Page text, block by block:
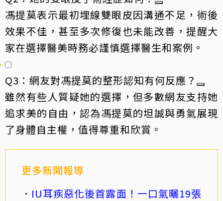
馮提莫表示最初埋線雙眼皮因溝通不足，術後
效果不佳，甚至多次修復也未能改善，提醒大
家在選擇醫美時務必謹慎選擇醫生和案例。
Q3：網友對馮提莫的整形認知有何反應？
雖然有些人質疑她的選擇，但多數網友支持她
追求美的自由，認為馮提莫的坦誠與勇氣展現
了身體自主權，值得尊重和欣賞。
更多新聞報導
IU耳疾惡化後首露面！一口氣曬19張